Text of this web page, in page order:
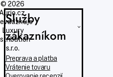
Služby
zákazníkom
Preprava a platba
Vrátenie tovaru
© 2026
Luxury
s.r.o.